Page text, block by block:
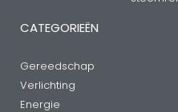
CATEGORIEËN
Gereedschap
Verlichting
Energie